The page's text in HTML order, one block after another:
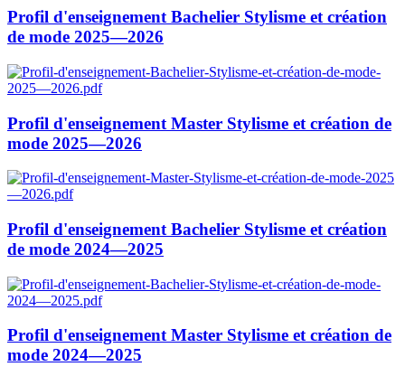
Profil d'enseignement Bachelier Stylisme et création
de mode 2025—2026
Profil d'enseignement Master Stylisme et création de
mode 2025—2026
Profil d'enseignement Bachelier Stylisme et création
de mode 2024—2025
Profil d'enseignement Master Stylisme et création de
mode 2024—2025